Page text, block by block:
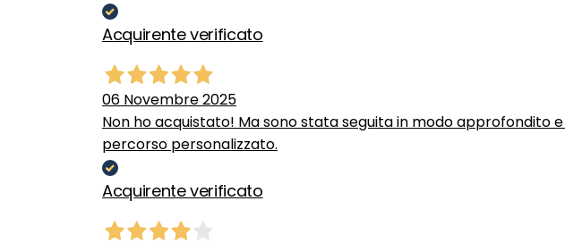
Acquirente verificato
06 Novembre 2025
Non ho acquistato! Ma sono stata seguita in modo
percorso personalizzato.
Acquirente verificato